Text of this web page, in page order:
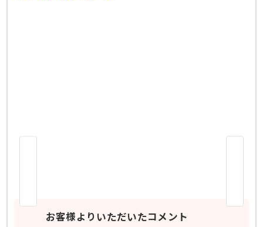
お客様よりいただいたコメント